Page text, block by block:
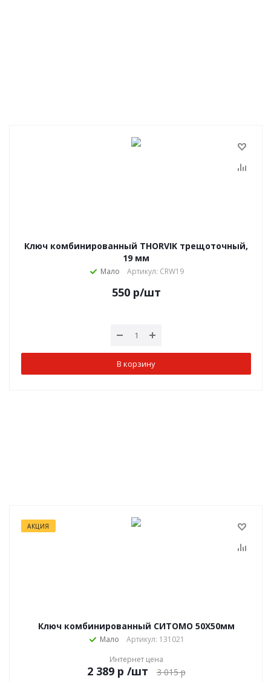
Ключ комбинированный THORVIK трещоточный,
19 мм
Мало Артикул: CRW19
550р/шт
В корзину
АКЦИЯ
Ключ комбинированный СИТОМО 50Х50мм
Мало
Артикул: 131021
Интернет цена
р /шт 3 015р